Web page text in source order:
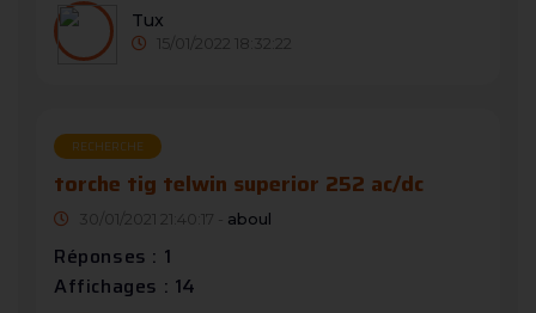
Tux
15/01/2022 18:32:22
RECHERCHE
torche tig telwin superior 252 ac/dc
30/01/2021 21:40:17 - aboul
Réponses : 1
Affichages : 14